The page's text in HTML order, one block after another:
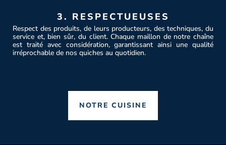
3. RESPECTUEUSES
Respect des produits, de leurs producteurs, des techniques, du
service et, bien sûr, du client. Chaque maillon de notre chaîne
est traité avec considération, garantissant ainsi une qualité
irréprochable de nos quiches au quotidien.
NOTRE CUISINE